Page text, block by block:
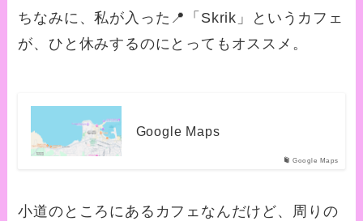
ちなみに、私が入った📍「Skrik」というカフェ
が、ひと休みするのにとってもオススメ。
Google Maps
Google Maps
小道のところにあるカフェなんだけど、周りの